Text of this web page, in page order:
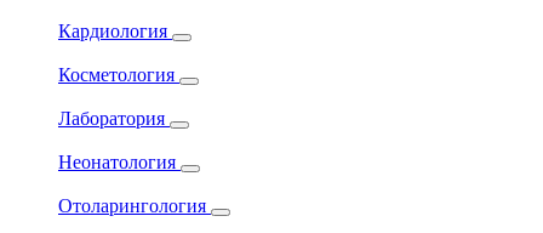
Кардиология
Косметология
Лаборатория
Неонатология
Отоларингология